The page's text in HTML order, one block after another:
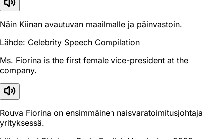
Näin Kiinan avautuvan maailmalle ja päinvastoin.
Lähde: Celebrity Speech Compilation
Ms. Fiorina is the first female vice-president at the
company.
Rouva Fiorina on ensimmäinen naisvaratoimitusjohtaja
yrityksessä.